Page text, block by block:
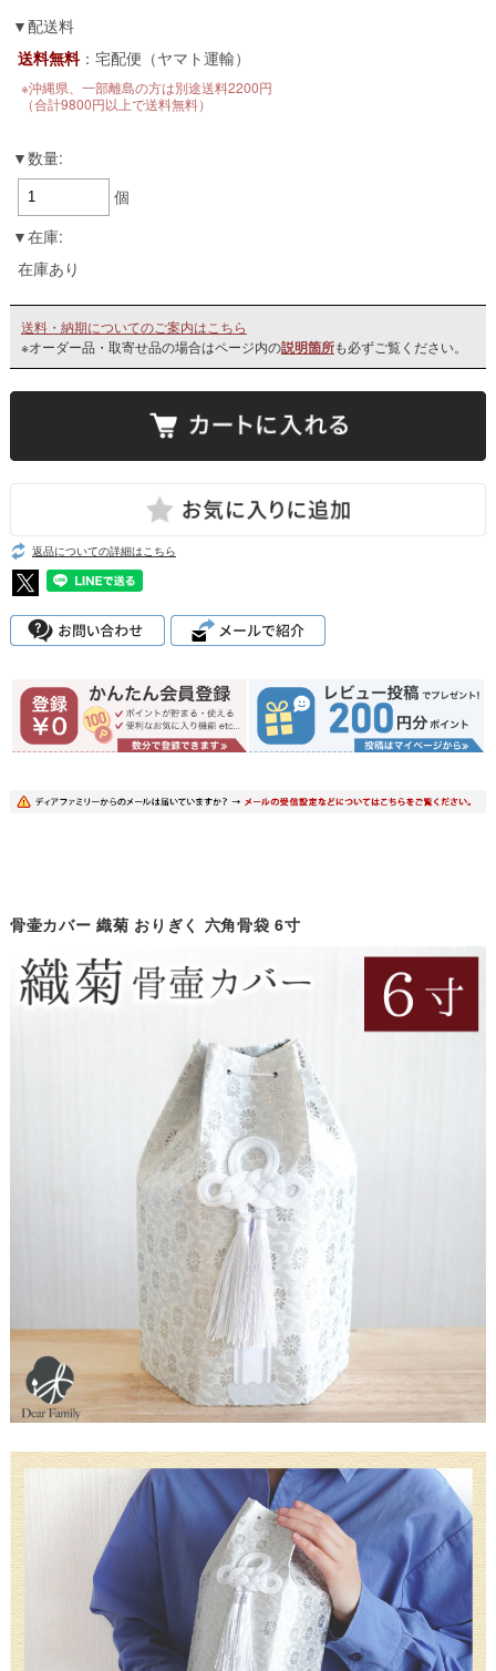
配送料
送料無料：宅配便（ヤマト運輸）
※沖縄県、一部離島の方は別途送料2200円
（合計9800円以上で送料無料）
数量:
個
在庫:
在庫あり
送料・納期についてのご案内はこちら
※オーダー品・取寄せ品の場合はページ内の説明箇所も必ずご覧ください。
返品についての詳細はこちら
骨壷カバー 織菊 おりぎく 六角骨袋 6寸